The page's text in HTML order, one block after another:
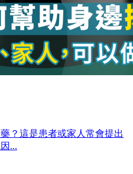
？這是患者或家人常會提出
...